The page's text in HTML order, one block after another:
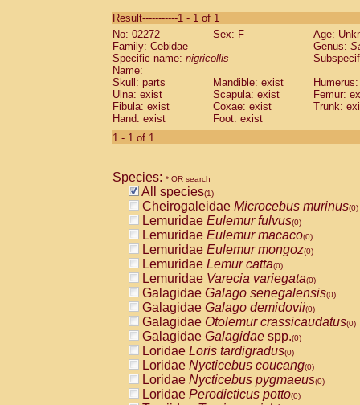
CebidaeSaguinus labiatus(0)
Cebidae Saguinus leucopus (0)
Cebidae
CebidaeSaguinus mystax
Cebidae Saguinus nigricollis (1)
Cebidae Saguinus oedipus
Cebidae Saguinus weddelli
Cebidae Saguinusspp.
Cebidae
CebidaeCebus capucinus
CebidaeCebus nigrivittatus
CebidaeCebus spp.(0)
CebidaeSaimiri boliviensis(0)
CebidaeSaimiri sciureus(0)
AtelidaeAlouatta caraya(0)
AtelidaeAlouatta fusca(0)
AtelidaeAlouatta seniculus(0)
AtelidaeAlouattaspp.(0)
AtelidaeAteles belzebuth(0)
AtelidaeAteles geoffroyi(0)
AtelidaeAteles paniscus(0)
AtelidaeAtelesspp.(0)
AtelidaeLagothrix lagothricha(0)
AtelidaeLagothrix lagothricha cana
PitheciidaeCacajao calvus
Result-----------1 - 1 of 1
No: 02272
Sex: F
Age:
Family: Cebidae
Genus:
Specific name: nigricollis
Name:
Skull: parts
Mandible: exist
Ulna: exist
Scapula: exist
Femur:
Fibula: exist
Coxae: exist
Trunk:
Hand: exist
Foot: exist
1 - 1 of 1
Species: * OR search
All species(1)
Cheirogaleidae Microcebus murinus(0)
Lemuridae Eulemur fulvus(0)
Lemuridae Eulemur macaco(0)
Lemuridae Eulemur mongoz(0)
Lemuridae Lemur catta(0)
Lemuridae Varecia variegata(0)
Galagidae Galago senegalensis(0)
Galagidae Galago demidovii(0)
Galagidae Otolemur crassicaudatus(0)
Galagidae Galagidae spp.(0)
Loridae Loris tardigradus(0)
Loridae Nycticebus coucang(0)
Loridae Nycticebus pygmaeus(0)
Loridae Perodicticus potto(0)